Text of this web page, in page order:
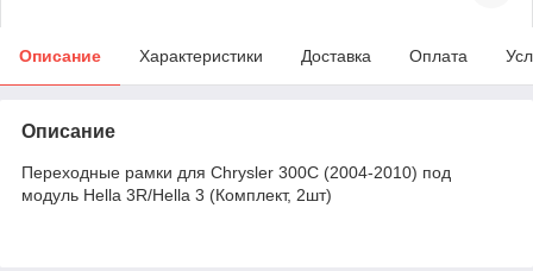
Описание Характеристики Доставка Оплата
Описание
Переходные рамки для Chrysler 300C (2004-2010) под
модуль Hella 3R/Hella 3 (Комплект, 2шт)